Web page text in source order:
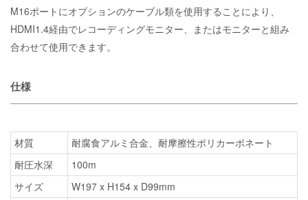
M16ポートにオプションのケーブル類を使用することにより、
HDMI1.4経由でレコーディングモニター、またはモニターと組み
合わせて使用できます。
仕様
材質
耐腐食アルミ合金、耐摩擦性ポリカーボネート
耐圧水深
100m
サイズ
W197 x H154 x D99mm